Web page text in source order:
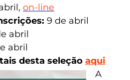
on-line
9 de abril
abril
abril
desta seleção aqui
A